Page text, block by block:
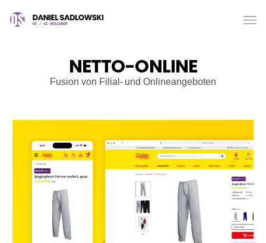
NETTO-ONLINE
Fusion von Filial- und Onlineangeboten